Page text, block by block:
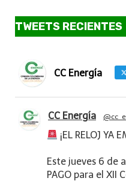
TWEETS RECIENTES
CC Energía
CC Energía
¡EL RELOJ YA
Este jueves 6 de
PAGO para el XII